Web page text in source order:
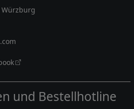
Würzburg
und Bestellhotline